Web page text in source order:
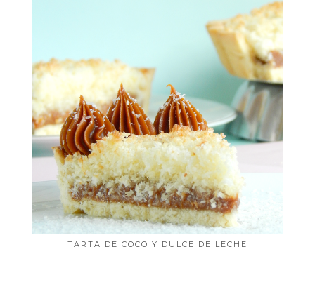
TARTA DE COCO Y DULCE DE LECHE